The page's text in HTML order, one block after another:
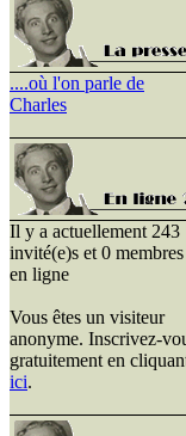
....où l'on parle de
Charles
Il y a actuellement 243
invité(e)s et 0 membres
en ligne
Vous êtes un visiteur
anonyme. Inscrivez-
gratuitement en
ici.